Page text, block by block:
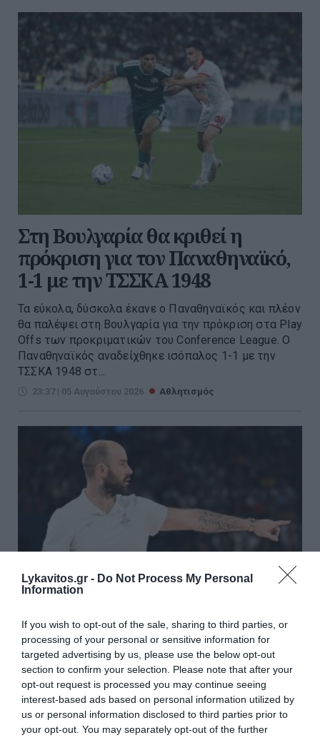
Lykavitos.gr - Do Not Process My Personal
Information
If you wish to opt-out of the sale, sharing to third parties, or
processing of your personal or sensitive information for
targeted advertising by us, please use the below opt-out
section to confirm your selection. Please note that after your
opt-out request is processed you may continue seeing
interest-based ads based on personal information utilized by
us or personal information disclosed to third parties prior to
your opt-out. You may separately opt-out of the further
Στη Βουλγαρία θα κριθεί η
πρόκριση για τον Παναθηναϊκό,
1-1 με την ΤΣΣΚΑ 1948
Τα εύκολα, δύσκολα έκανε ο Παναθηναϊκός και πλέον
θα παλέψει στη Βουλγαρία για την πρόκριση στα Play
Offs των προκριματικών του Conference League. O
Παναθηναϊκός αναδείχθηκε ισόπαλος 1-1 με την
ΤΣΣΚΑ 1948 στ...
23:37 | 05 Αυγούστου 2026 Αθλητισμός
Σπανούλης και Εθνική μπαίνουν
στην τελική ευθεία για τα
προκριματικά του Παγκοσμίου
Η Εθνική μπάσκετ μετράει αντίστροφα για τα